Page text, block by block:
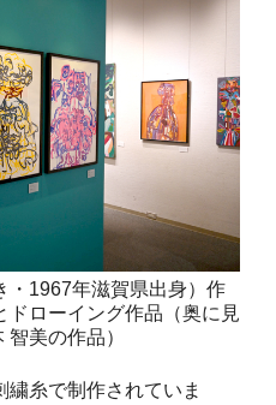
・1967年滋賀県出身）作
ドローイング作品（奥に見
智美の作品）
糸で制作されていま